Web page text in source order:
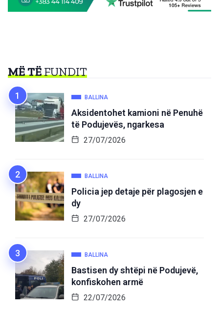
MË TËFUNDIT
BALLINA
Aksidentohet kamioni në Penuhë
të Podujevës, ngarkesa
27/07/2026
BALLINA
Policia jep detaje për plagosjen e
dy
27/07/2026
BALLINA
Bastisen dy shtëpi në Podujevë,
konfiskohen armë
22/07/2026